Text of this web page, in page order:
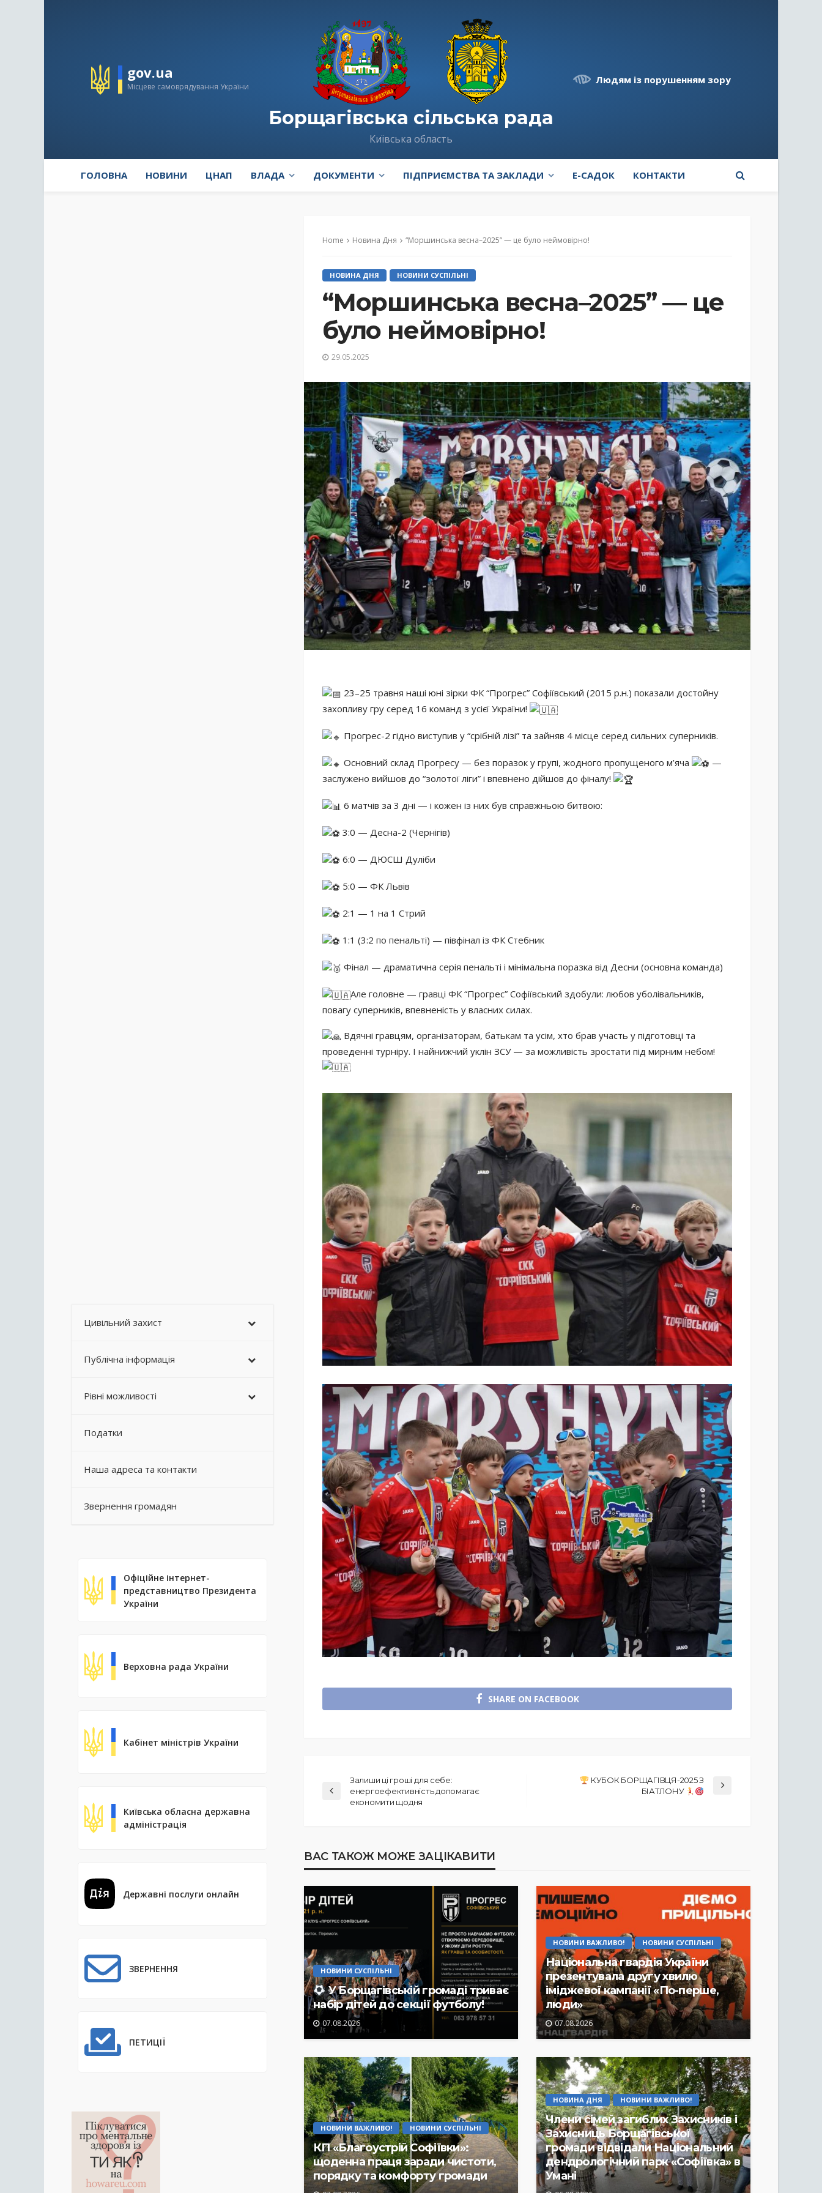
gov.ua
Місцеве самоврядування України
Борщагівська сільська рада
Київська область
Людям із порушенням зору
ГОЛОВНА НОВИНИ ЦНАП ВЛАДА ДОКУМЕНТИ ПІДПРИЄМСТВА ТА ЗАКЛАДИ E-САДОК КОНТАКТИ
Home Новина Дня “Моршинська весна–2025” — це було неймовірно!
НОВИНА ДНЯ НОВИНИ СУСПІЛЬНІ
“Моршинська весна–2025” — це
було неймовірно!
29.05.2025
23–25 травня наші юні зірки ФК “Прогрес” Софіївський (2015 р.н.) показали достойну
захопливу гру серед 16 команд з усієї України!
Прогрес-2 гідно виступив у “срібній лізі” та зайняв 4 місце серед сильних суперників.
Основний склад Прогресу — без поразок у групі, жодного пропущеного м’яча
—
заслужено вийшов до “золотої ліги” і впевнено дійшов до фіналу!
6 матчів за 3 дні — і кожен із них був справжньою битвою:
3:0 — Десна-2 (Чернігів)
6:0 — ДЮСШ Дуліби
5:0 — ФК Львів
2:1 — 1 на 1 Стрий
1:1 (3:2 по пенальті) — півфінал із ФК Стебник
Фінал — драматична серія пенальті і мінімальна поразка від Десни (основна команда)
Але головне — гравці ФК “Прогрес” Софіївський здобули: любов уболівальників,
повагу суперників, впевненість у власних силах.
Вдячні гравцям, організаторам, батькам та усім, хто брав участь у підготовці та
проведенні турніру. І найнижчий уклін ЗСУ — за можливість зростати під мирним небом!
SHARE ON FACEBOOK
Залиши ці гроші для себе:
енергоефективність допомагає
економити щодня
КУБОК БОРЩАГІВЦЯ-2025 З
БІАТЛОНУ
ВАС ТАКОЖ МОЖЕ ЗАЦІКАВИТИ
НОВИНИ СУСПІЛЬНІ
У Борщагівській громаді триває
набір дітей до секції футболу!
07.08.2026
НОВИНИ ВАЖЛИВО! НОВИНИ СУСПІЛЬНІ
Національна гвардія України
презентувала другу хвилю
іміджевої кампанії «По-перше,
люди»
07.08.2026
НОВИНИ ВАЖЛИВО! НОВИНИ СУСПІЛЬНІ
КП «Благоустрій Софіївки»:
щоденна праця заради чистоти,
порядку та комфорту громади
НОВИНА ДНЯ НОВИНИ ВАЖЛИВО!
Члени сімей загиблих Захисників і
Захисниць Борщагівської
громади відвідали Національний
дендрологічний парк «Софіївка» в
Умані
Цивільний захист
Публічна інформація
Рівні можливості
Податки
Наша адреса та контакти
Звернення громадян
Офіційне інтернет-
представництво Президента
України
Верховна рада України
Кабінет міністрів України
Київська обласна державна
адміністрація
Державні послуги онлайн
ЗВЕРНЕННЯ
ПЕТИЦІЇ